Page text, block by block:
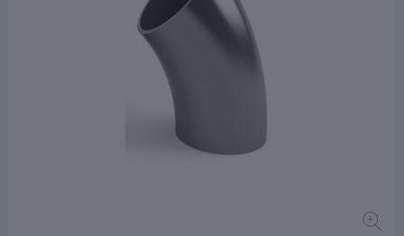
Заглушки для труб